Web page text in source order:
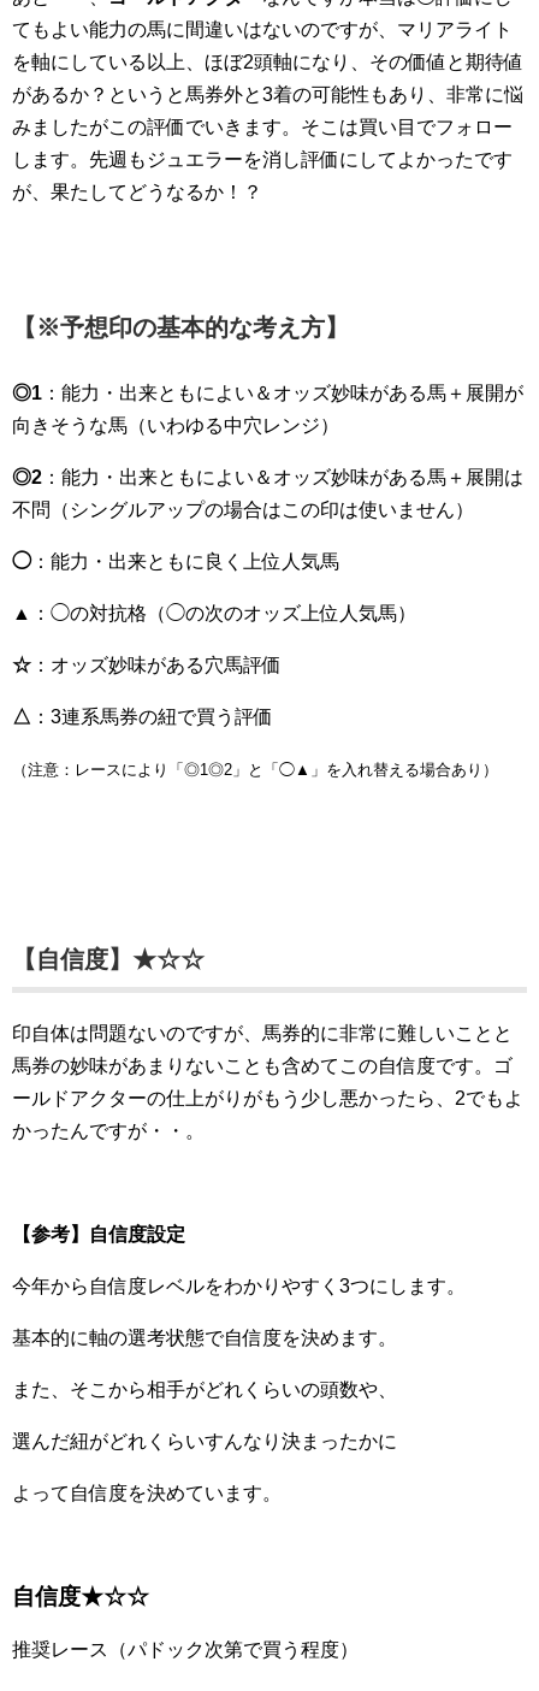
てもよい能力の馬に間違いはないのですが、マリアライト
を軸にしている以上、ほぼ2頭軸になり、その価値と期待値
があるか？というと馬券外と3着の可能性もあり、非常に悩
みましたがこの評価でいきます。そこは買い目でフォロー
します。先週もジュエラーを消し評価にしてよかったです
が、果たしてどうなるか！？
【※予想印の基本的な考え方】
◎1 ：能力・出来ともによい＆オッズ妙味がある馬＋展開が
向きそうな馬（いわゆる中穴レンジ）
◎2 ：能力・出来ともによい＆オッズ妙味がある馬＋展開は
不問（シングルアップの場合はこの印は使いません）
◯：能力・出来ともに良く上位人気馬
▲ ：◯の対抗格（◯の次のオッズ上位人気馬）
☆ ：オッズ妙味がある穴馬評価
△ ：3連系馬券の紐で買う評価
（注意：レースにより「◎1◎2」と「◯▲」を入れ替える場合あり）
【自信度】★☆☆
印自体は問題ないのですが、馬券的に非常に難しいことと
馬券の妙味があまりないことも含めてこの自信度です。ゴ
ールドアクターの仕上がりがもう少し悪かったら、2でもよ
かったんですが・・。
【参考】自信度設定
今年から自信度レベルをわかりやすく3つにします。
基本的に軸の選考状態で自信度を決めます。
また、そこから相手がどれくらいの頭数や、
選んだ紐がどれくらいすんなり決まったかに
よって自信度を決めています。
自信度★☆☆
推奨レース（パドック次第で買う程度）